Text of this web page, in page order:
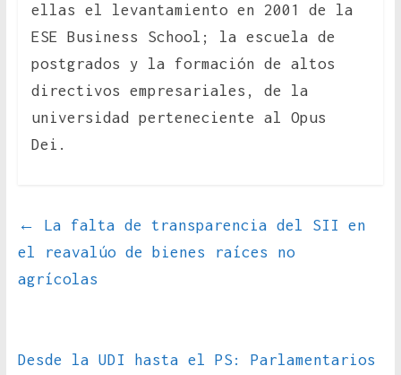
ellas el levantamiento en 2001 de la
ESE Business School; la escuela de
postgrados y la formación de altos
directivos empresariales, de la
universidad perteneciente al Opus
Dei.
←
La falta de transparencia del SII en
el reavalúo de bienes raíces no
agrícolas
Desde la UDI hasta el PS: Parlamentarios